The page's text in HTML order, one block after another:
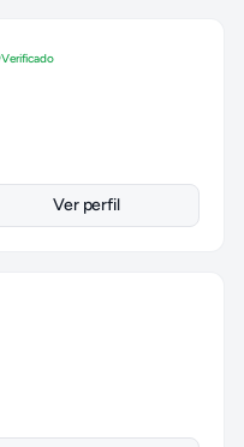
Verificado
Ver perfil